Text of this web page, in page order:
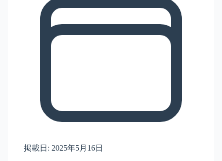
掲載日: 2025年5月16日